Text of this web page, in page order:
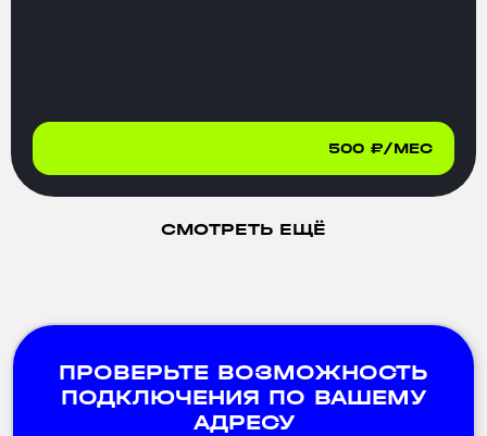
500 ₽/МЕС
СМОТРЕТЬ ЕЩЁ
ПРОВЕРЬТЕ ВОЗМОЖНОСТЬ
ПОДКЛЮЧЕНИЯ ПО ВАШЕМУ
АДРЕСУ